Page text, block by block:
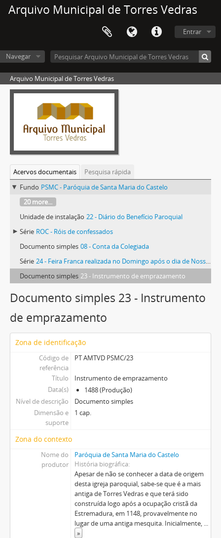
Arquivo Municipal de Torres Vedras
Entrar
Navegar
Arquivo Municipal de Torres Vedras
Acervos documentais
Pesquisa rápida
Fundo PSMC - Paróquia de Santa Maria do Castelo
20 more...
Unidade de instalação 22 - Diário do Benefício Paroquial
Série ROC - Róis de confessados
Documento simples 08 - Conta da Colegiada
Série 24 - Feira Franca realizada no Domingo após o dia de Nossa Senhora da Assunção (15 de agosto)
Documento simples 23 - Instrumento de emprazamento
Documento simples 23 - Instrumento
de emprazamento
Zona de identificação
Código de
referência
PT AMTVD PSMC/23
Título
Instrumento de emprazamento
Data(s)
1488 (Produção)
Nível de descrição
Documento simples
Dimensão e
suporte
1 cap.
Zona do contexto
Nome do
produtor
Paróquia de Santa Maria do Castelo
História biográfica
Apesar de não se conhecer a data de origem
desta igreja paroquial, sabe-se que é a mais
antiga de Torres Vedras e que terá sido
construída logo após a ocupação cristã da
Estremadura, em 1148, provavelmente no
lugar de uma antiga mesquita. Inicialmente,
»